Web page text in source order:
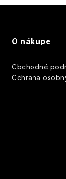
O nákupe
Obchodné
Ochrana